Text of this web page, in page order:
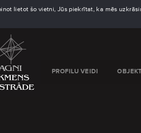
lietot šo vietni, Jūs piekrītat, ka mēs
PROFILU VEIDI